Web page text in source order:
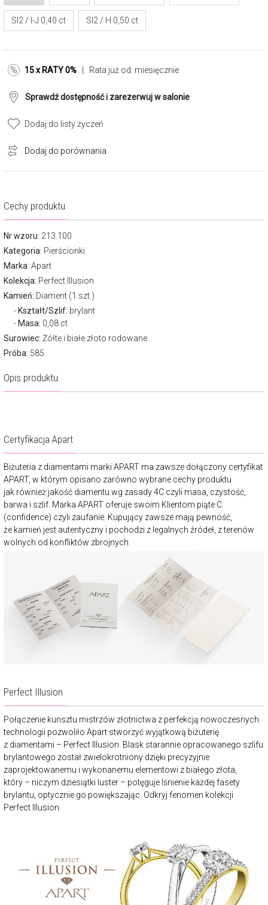
SI2 / I-J 0,40 ct SI2 / H 0,50 ct
15 x RATY 0% | Rata już od: miesięcznie
Sprawdź dostępność i zarezerwuj w salonie
Dodaj do listy życzeń
Dodaj do porównania
Cechy produktu
Nr wzoru: 213.100
Kategoria: Pierścionki
Marka: Apart
Kolekcja: Perfect Illusion
Kamień: Diament (1 szt.)
Kształt/Szlif: brylant
Masa: 0,08 ct
Surowiec: Żółte i białe złoto rodowane
Próba: 585
Opis produktu
Certyfikacja Apart
Biżuteria z diamentami marki APART ma zawsze dołączony certyfikat
APART, w którym opisano zarówno wybrane cechy produktu
jak również jakość diamentu wg zasady 4C czyli masa, czystość,
barwa i szlif. Marka APART oferuje swoim Klientom piąte C
(confidence) czyli zaufanie. Kupujący zawsze mają pewność,
że kamień jest autentyczny i pochodzi z legalnych źródeł, z terenów
wolnych od konfliktów zbrojnych.
Perfect Illusion
Połączenie kunsztu mistrzów złotnictwa z perfekcją nowoczesnych
technologii pozwoliło Apart stworzyć wyjątkową biżuterię
z diamentami – Perfect Illusion. Blask starannie opracowanego szlifu
brylantowego został zwielokrotniony dzięki precyzyjnie
zaprojektowanemu i wykonanemu elementowi z białego złota,
który – niczym dziesiątki luster – potęguje lśnienie każdej fasety
brylantu, optycznie go powiększając. Odkryj fenomen kolekcji
Perfect Illusion.